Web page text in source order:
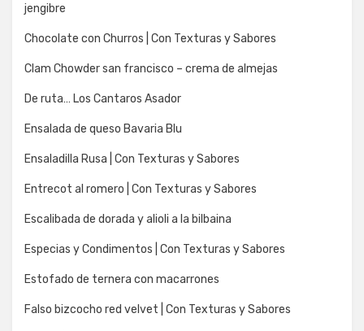
jengibre
Chocolate con Churros | Con Texturas y Sabores
Clam Chowder san francisco – crema de almejas
De ruta… Los Cantaros Asador
Ensalada de queso Bavaria Blu
Ensaladilla Rusa | Con Texturas y Sabores
Entrecot al romero | Con Texturas y Sabores
Escalibada de dorada y alioli a la bilbaina
Especias y Condimentos | Con Texturas y Sabores
Estofado de ternera con macarrones
Falso bizcocho red velvet | Con Texturas y Sabores